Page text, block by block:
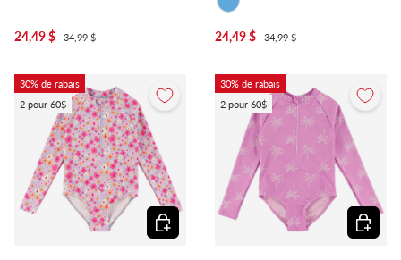
24,49 $ 34,99 $
24,49 $
34,99 $
30% de rabais
2 pour 60$
Choisir les options
30% de rabais
2 pour 60$
Choisir